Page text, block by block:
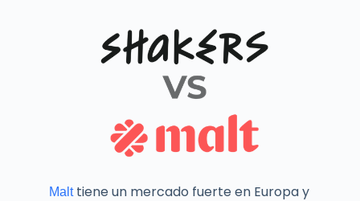
Malttiene un mercado fuerte en Europa y